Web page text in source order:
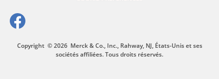
Copyright © 2026 Merck & Co., Inc., Rahway, NJ, États-Unis et ses
sociétés affiliées. Tous droits réservés.